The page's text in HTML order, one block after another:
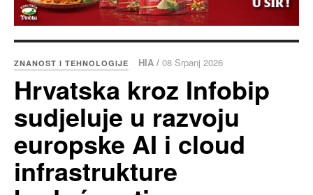
ZNANOST I TEHNOLOGIJE HIA / 08 Srpanj 2026
Hrvatska kroz Infobip
sudjeluje u razvoju
europske AI i cloud
infrastrukture